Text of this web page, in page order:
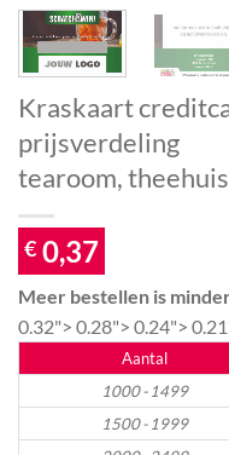
Kraskaart
prijsverdeling
tearoom, theehuis
€ 0,37
Meer bestellen is
0.32"> 0.28"> 0.24">
Aantal
1000 - 1499
1500 - 1999